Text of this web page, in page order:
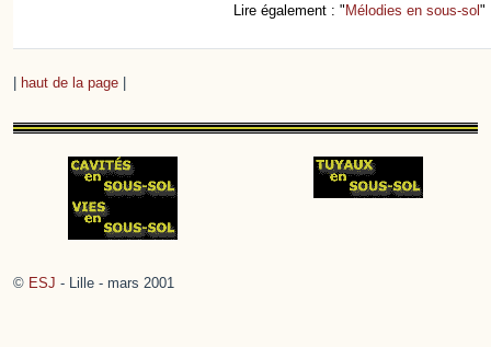
Lire également : " Mélodies en sous-sol "
haut de la page
© ESJ - Lille - mars 2001